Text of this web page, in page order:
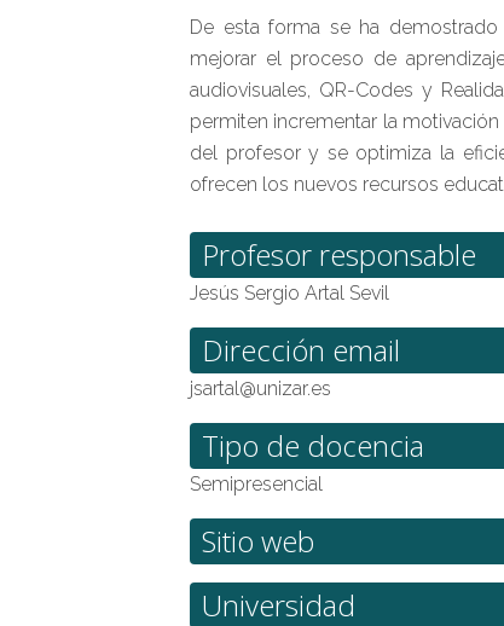
De esta forma se ha
mejorar el proceso de
audiovisuales, QR-Codes y
permiten incrementar la
del profesor y se optimiza la
ofrecen los nuevos recursos
Profesor responsable
Jesús Sergio Artal Sevil
Dirección email
jsartal@unizar.es
Tipo de docencia
Semipresencial
Sitio web
Universidad